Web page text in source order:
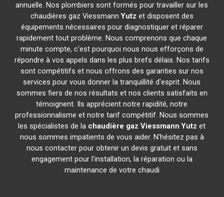
annuelle. Nos plombiers sont formés pour travailler sur les
chaudières gaz ViessmannYutz et disposent des
équipements nécessaires pour diagnostiquer et réparer
rapidement tout problème. Nous comprenons que chaque
minute compte, c'est pourquoi nous nous efforçons de
répondre à vos appels dans les plus brefs délais. Nos tarifs
sont compétitifs et nous offrons des garanties sur nos
services pour vous donner la tranquillité d'esprit. Nous
sommes fiers de nos résultats et nos clients satisfaits en
témoignent. Ils apprécient notre rapidité, notre
professionnalisme et notre tarif compétitif. Nous sommes
les spécialistes de la chaudière gaz Viessmann Yutz et
nous sommes impatients de vous aider. N'hésitez pas à
nous contacter pour obtenir un devis gratuit et sans
engagement pour l'installation, la réparation ou la
maintenance de votre chaudi